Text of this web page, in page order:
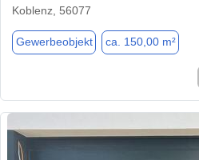
Koblenz, 56077
Gewerbeobjekt ca. 150,00 m²